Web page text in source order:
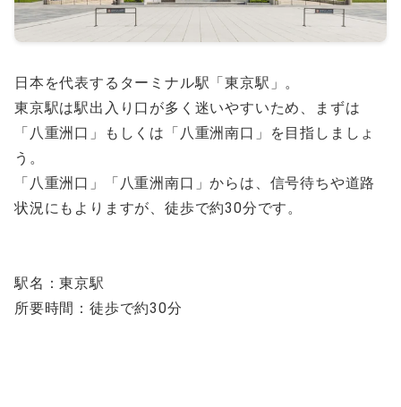
日本を代表するターミナル駅「東京駅」。
東京駅は駅出入り口が多く迷いやすいため、まずは
「八重洲口」もしくは「八重洲南口」を目指しましょ
う。
「八重洲口」「八重洲南口」からは、信号待ちや道路
状況にもよりますが、徒歩で約30分です。
駅名：東京駅
所要時間：徒歩で約30分